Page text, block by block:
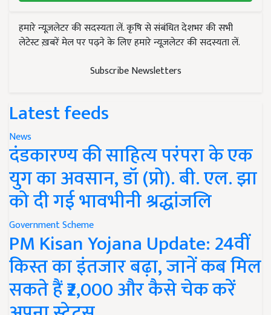
हमारे न्यूज़लेटर की सदस्यता लें. कृषि से संबंधित देशभर की सभी
लेटेस्ट ख़बरें मेल पर पढ़ने के लिए हमारे न्यूज़लेटर की सदस्यता लें.
Subscribe Newsletters
Latest feeds
News
दंडकारण्य की साहित्य परंपरा के एक
युग का अवसान, डॉ (प्रो). बी. एल. झा
को दी गई भावभीनी श्रद्धांजलि
Government Scheme
PM Kisan Yojana Update: 24वीं
किस्त का इंतजार बढ़ा, जानें कब मिल
सकते हैं ₹2,000 और कैसे चेक करें